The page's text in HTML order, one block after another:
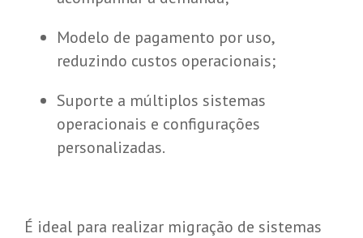
Modelo de pagamento por uso,
reduzindo custos operacionais;
Suporte a múltiplos sistemas
operacionais e configurações
personalizadas.
É ideal para realizar migração de sistemas